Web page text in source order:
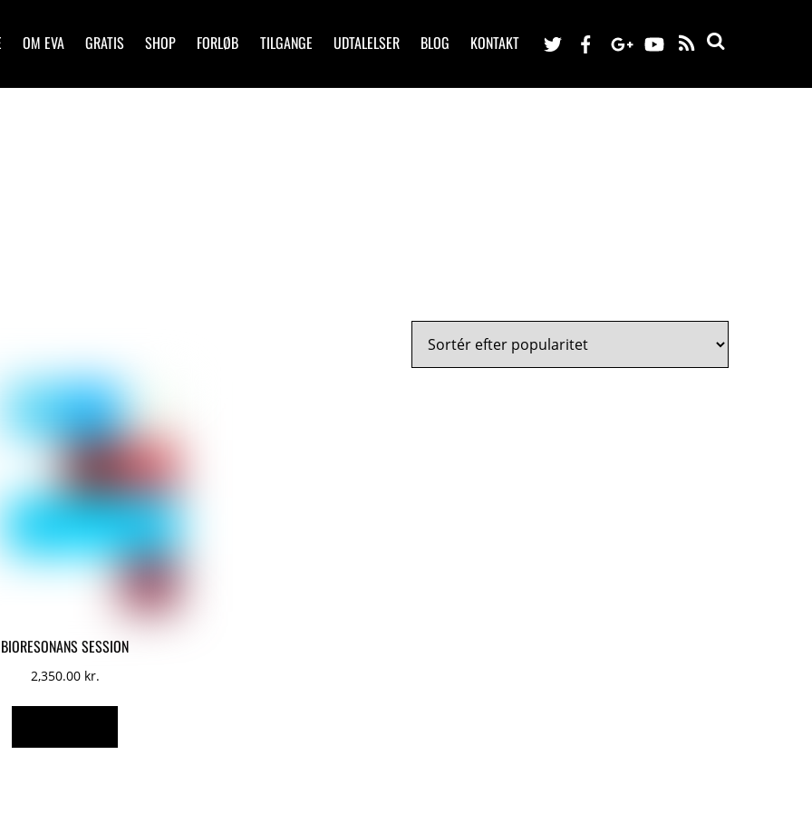
RSS
OM EVA GRATIS SHOP FORLØB TILGANGE UDTALELSER BLOG KONTAKT
BIORESONANS SESSION
2,350.00 kr.